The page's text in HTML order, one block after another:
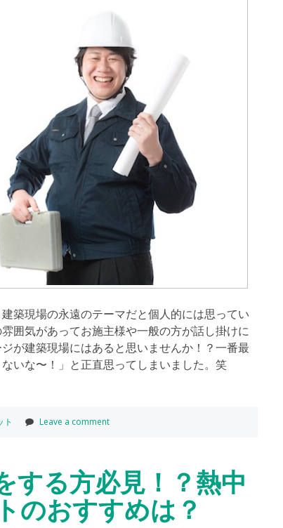
築現場の永遠のテーマだと個人的には思ってい
囲気があってお施主様や一般の方が話し掛けに
が建築現場にはあると思いませんか！？一番最
いな〜！」と正直思ってしまいました。笑
ト Leave a comment
する方必見！？熱中
のおすすめは？